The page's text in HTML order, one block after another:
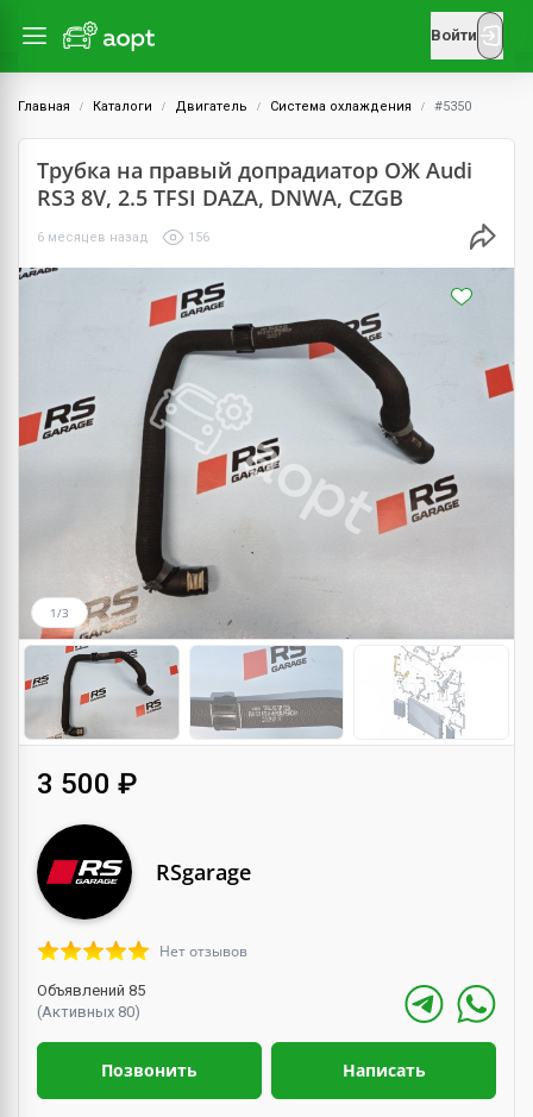
Войти
Главная Каталоги Двигатель Система охлаждения #5350
Трубка на правый допрадиатор ОЖ Audi
RS3 8V, 2.5 TFSI DAZA, DNWA, CZGB
6 месяцев назад 156
1/3
3 500 ₽
RSgarage
Нет отзывов
Объявлений 85
(Активных 80)
Позвонить Написать